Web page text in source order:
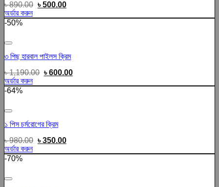
৳890.00 ৳500.00
অর্ডার করুন
-50%
৩ পিছ হারবাল পাইলস ক্রিম
৳1,190.00 ৳600.00
অর্ডার করুন
-64%
১ পিস চর্মরোগের ক্রিম
৳980.00 ৳350.00
অর্ডার করুন
-70%